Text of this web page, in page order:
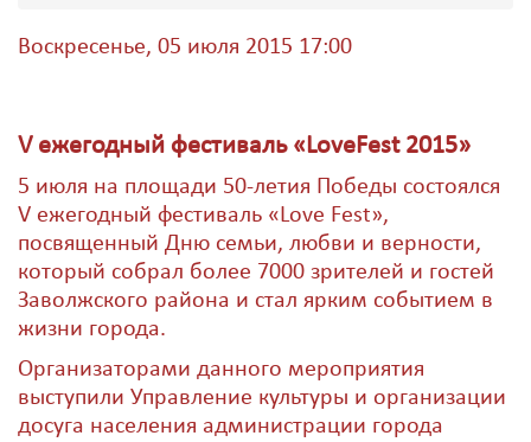
Воскресенье, 05 июля 2015 17:00
V ежегодный фестиваль «LoveFest 2015»
5 июля на площади 50-летия Победы состоялся
V ежегодный фестиваль «Love Fest»,
посвященный Дню семьи, любви и верности,
который собрал более 7000 зрителей и гостей
Заволжского района и стал ярким событием в
жизни города.
Организаторами данного мероприятия
выступили Управление культуры и организации
досуга населения администрации города